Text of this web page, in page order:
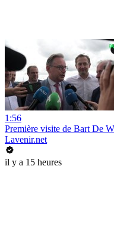
1:56
Première visite de Bart De
Lavenir.net
il y a 15 heures